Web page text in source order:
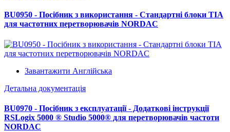
BU0950 - Посібник з використання - Стандартні блоки TIA
для частотних перетворювачів NORDAC
Завантажити Англійська
Детальна документація
BU0970 - Посібник з експлуатації - Додаткові інструкції
RSLogix 5000 ® Studio 5000® для перетворювачів частоти
NORDAC